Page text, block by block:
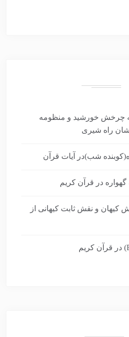
چرخش خورشید و منظومه
راه شیری
شب)در آیات قرآن
در قرآن کریم
کیهان و نقش ثابت کیهانی از